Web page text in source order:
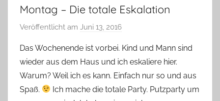
Lifestyle,
Rezensionen,
Produkttests
vieles
mehr
Montag – Die totale Eskalation
Veröffentlicht am Juni 13, 2016
n
Y
v
o
Das Wochenende ist vorbei. Kind und Mann sind
wieder aus dem Haus und ich eskaliere hier.
Warum? Weil ich es kann. Einfach nur so und aus
Spaß.
Ich mache die totale Party. Putzparty um